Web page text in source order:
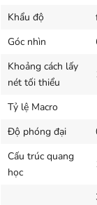
Khẩu độ
Góc nhìn
Khoảng cách lấy
nét tối thiểu
Tỷ lệ Macro
Độ phóng đại
Cấu trúc quang
học